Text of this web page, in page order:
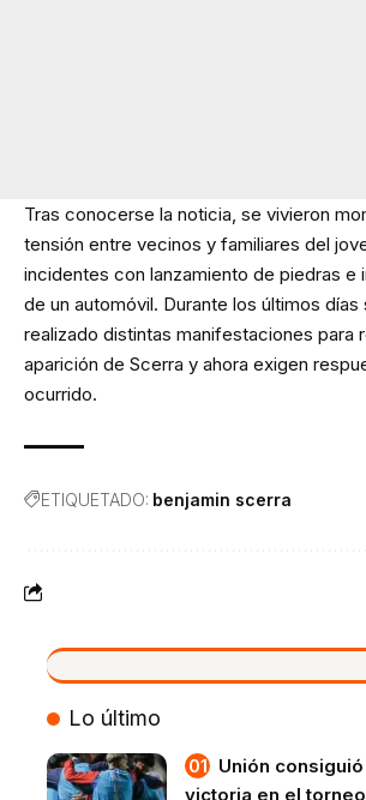
Tras conocerse la noticia, se vivieron
tensión entre vecinos y familiares del
incidentes con lanzamiento de piedras e
de un automóvil. Durante los últimos días
realizado distintas manifestaciones para
aparición de Scerra y ahora exigen
ocurrido.
ETIQUETADO: benjamin scerra
VIVO
Lo último
Unión
victoria en el torneo